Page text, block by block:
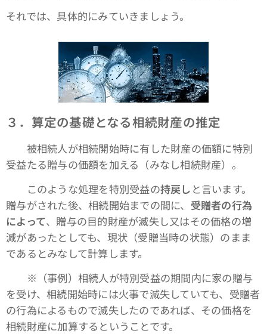
それでは、具体的にみていきましょう。
３．算定の基礎となる相続財産の推定
被相続人が相続開始時に有した財産の価額に特別
受益たる贈与の価額を加える（みなし相続財産）。
このような処理を特別受益の持戻し と言います。
贈与がされた後、相続開始までの間に、 受贈者の行為
によって、贈与の目的財産が滅失し又はその価格の増
減があったとしても、現状（受贈当時の状態）のまま
であるとみなして計算します。
※（事例）相続人が特別受益の期間内に家の贈与
を受け、相続開始時には火事で滅失していても、受贈者
の行為によるもので滅失したのであれば、その価格を
相続財産に加算するということです。